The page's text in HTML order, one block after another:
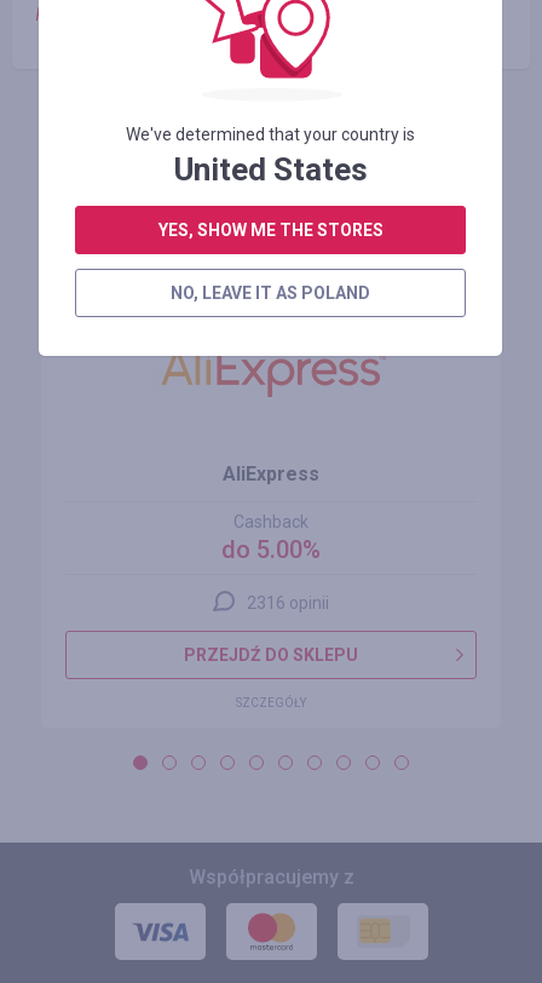
programie Cashback.
ZALOGUJ SIĘ, ŻEBY ZOSTAWIĆ OPINIĘ
Podobne sklepy
AliExpress
Cashback
do 5.00%
2316 opinii
PRZEJDŹ DO SKLEPU
SZCZEGÓŁY
Współpracujemy z
We've determined that your country is
United States
YES, SHOW ME THE STORES
NO, LEAVE IT AS POLAND